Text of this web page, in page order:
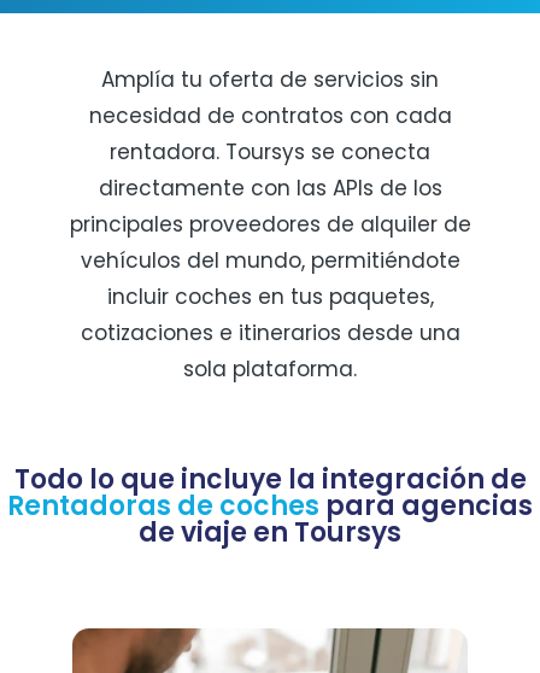
Amplía tu oferta de servicios sin
necesidad de contratos con cada
rentadora. Toursys se conecta
directamente con las APIs de los
principales proveedores de alquiler de
vehículos del mundo, permitiéndote
incluir coches en tus paquetes,
cotizaciones e itinerarios desde una
sola plataforma.
Todo lo que incluye la integración de
Rentadoras de coches para agencias
de viaje en Toursys